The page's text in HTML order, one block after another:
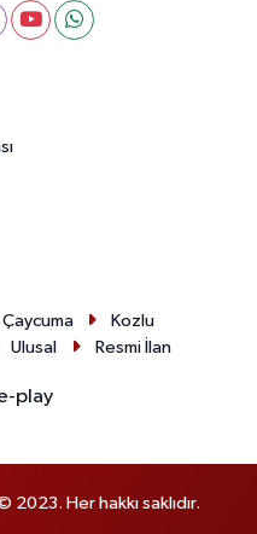
Çaycuma
Kozlu
Ulusal Resmi İlan
Her hakkı saklıdır.